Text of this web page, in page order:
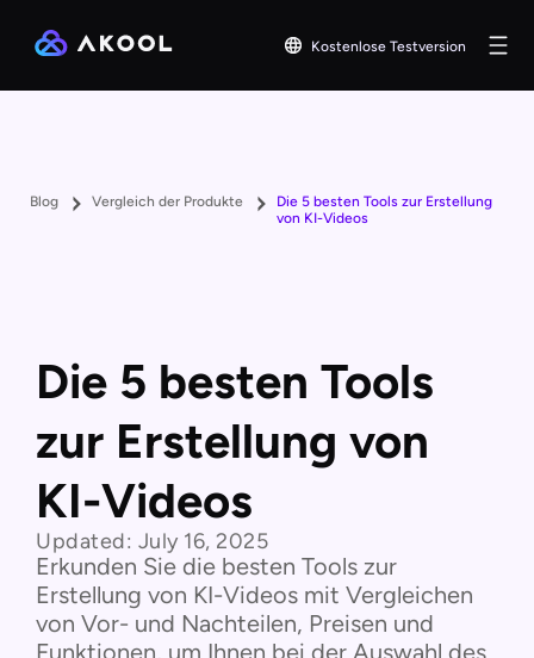
Kostenlose Testversion
Blog Vergleich der Produkte
Die 5 besten Tools zur Erstellung
von KI-Videos
Die 5 besten Tools
zur Erstellung von
KI-Videos
Updated: July 16, 2025
Erkunden Sie die besten Tools zur
Erstellung von KI-Videos mit Vergleichen
von Vor- und Nachteilen, Preisen und
Funktionen, um Ihnen bei der Auswahl des